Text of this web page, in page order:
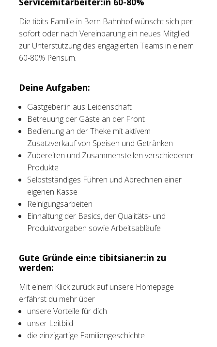
Tischreservation
Login
Schweiz (DE)
Die tibits Familie in Bern Bahnhof wünscht sich per
sofort oder nach Vereinbarung ein neues Mitglied
zur Unterstützung des engagierten Teams in einem
60-80% Pensum.
Deine Aufgaben:
Gastgeber:in aus Leidenschaft
Betreuung der Gäste an der Front
Bedienung an der Theke mit aktivem
Zusatzverkauf von Speisen und Getränken
Zubereiten und Zusammenstellen verschiedener
Produkte
Selbstständiges Führen und Abrechnen einer
eigenen Kasse
Reinigungsarbeiten
Einhaltung der Basics, der Qualitäts- und
Produktvorgaben sowie Arbeitsabläufe
Gute Gründe ein:e tibitsianer:in zu
werden:
Mit einem Klick zurück auf unsere Homepage
erfährst du mehr über
unsere Vorteile für dich
unser Leitbild
die einzigartige Familiengeschichte